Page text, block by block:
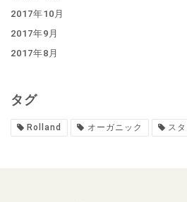
2017年10月
2017年9月
2017年8月
タグ
Rolland オーガニック ス